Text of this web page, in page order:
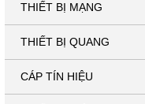
THIẾT BỊ MẠNG
THIẾT BỊ QUANG
CÁP TÍN HIỆU